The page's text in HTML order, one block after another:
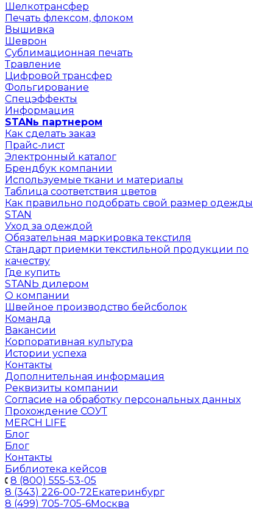
Шелкотрансфер
Печать флексом, флоком
Вышивка
Шеврон
Сублимационная печать
Травление
Цифровой трансфер
Фольгирование
Спецэффекты
Информация
STANь партнером
Как сделать заказ
Прайс-лист
Электронный каталог
Брендбук компании
Используемые ткани и материалы
Таблица соответствия цветов
Как правильно подобрать свой размер одежды
STAN
Уход за одеждой
Обязательная маркировка текстиля
Стандарт приемки текстильной продукции по
качеству
Где купить
STANЬ дилером
О компании
Швейное производство бейсболок
Команда
Вакансии
Корпоративная культура
Истории успеха
Контакты
Дополнительная информация
Реквизиты компании
Согласие на обработку персональных данных
Прохождение СОУТ
MERCH LIFE
Блог
Блог
Контакты
Библиотека кейсов
8 (800) 555-53-05
8 (343) 226-00-72Екатеринбург
8 (499) 705-705-6Москва